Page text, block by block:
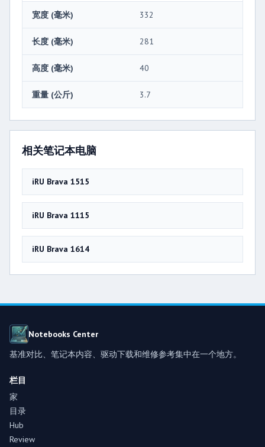
宽度 (毫米) 332
长度 (毫米) 281
高度 (毫米) 40
重量 (公斤) 3.7
相关笔记本电脑
iRU Brava 1515
iRU Brava 1115
iRU Brava 1614
Notebooks Center
基准对比、笔记本内容、驱动下载和维修参考集中在一个地方。
栏目
家
目录
Hub
Review